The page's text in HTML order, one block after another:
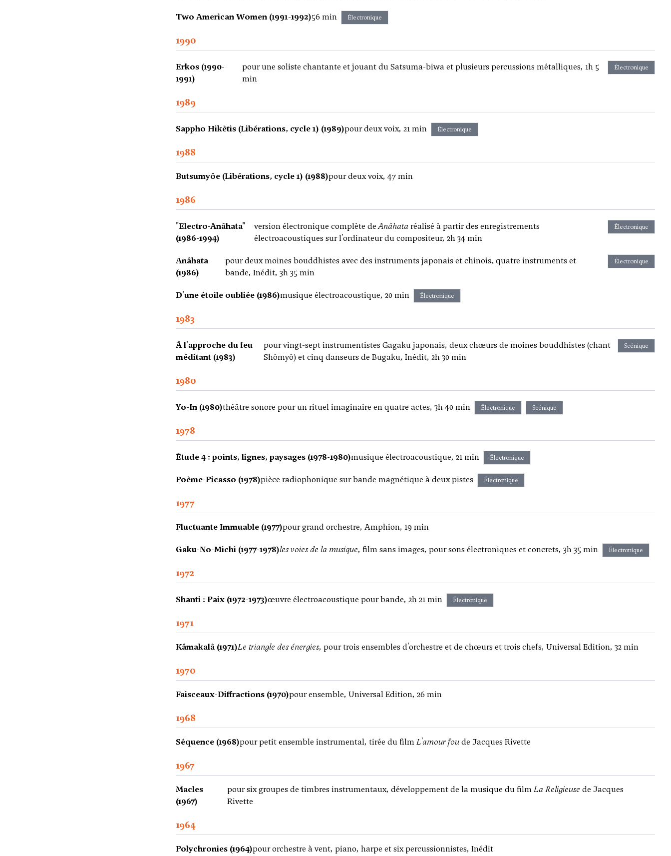
Two American Women (1991-1992)56 min Électronique
1990
Erkos (1990-
1991)
pour une soliste chantante et jouant du Satsuma-biwa et plusieurs percussions métalliques, 1h 5
min
Électronique
1989
Sappho Hikètis (Libérations, cycle 1) (1989)pour deux voix, 21 min Électronique
1988
Butsumyôe (Libérations, cycle 1) (1988)pour deux voix, 47 min
1986
"Electro-Anâhata"
(1986-1994)
version électronique complète deAnâhataréalisé à partir des enregistrements
électroacoustiques sur l'ordinateur du compositeur, 2h 34 min
Électronique
Anâhata
(1986)
pour deux moines bouddhistes avec des instruments japonais et chinois, quatre instruments et
bande, Inédit, 3h 35 min
Électronique
D'une étoile oubliée (1986)musique électroacoustique, 20 min Électronique
1983
À l'approche du feu
méditant (1983)
pour vingt-sept instrumentistes Gagaku japonais, deux chœurs de moines bouddhistes (chant
Shômyô) et cinq danseurs de Bugaku, Inédit, 2h 30 min
Scénique
1980
Yo-In (1980)théâtre sonore pour un rituel imaginaire en quatre actes, 3h 40 min Électronique Scénique
1978
Étude 4 : points, lignes, paysages (1978-1980)musique électroacoustique, 21 min Électronique
Poème-Picasso (1978)pièce radiophonique sur bande magnétique à deux pistes Électronique
1977
Fluctuante Immuable (1977)pour grand orchestre, Amphion, 19 min
Gaku-No-Michi (1977-1978)les voies de la musique, film sans images, pour sons électroniques et concrets, 3h 35 min Électronique
1972
Shanti : Paix (1972-1973)œuvre électroacoustique pour bande, 2h 21 min Électronique
1971
Kâmakalâ (1971)Le triangle des énergies, pour trois ensembles d'orchestre et de chœurs et trois chefs, Universal Edition, 32 min
1970
Faisceaux-Diffractions (1970)pour ensemble, Universal Edition, 26 min
1968
Séquence (1968)pour petit ensemble instrumental, tirée du filmL'amour foude Jacques Rivette
1967
Macles
(1967)
pour six groupes de timbres instrumentaux, développement de la musique du filmLa Religieuse de Jacques
Rivette
1964
Polychronies (1964)pour orchestre à vent, piano, harpe et six percussionnistes, Inédit